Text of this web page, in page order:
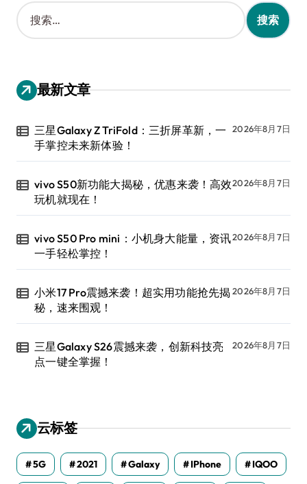
搜
索
：
最新文章
三星Galaxy Z TriFold：三折屏革新，一
手掌控未来新体验！
2026年8月7日
vivo S50新功能大揭秘，优惠来袭！高效
玩机就现在！
2026年8月7日
vivo S50 Pro mini：小机身大能量，资讯
一手轻松掌控！
2026年8月7日
小米17 Pro震撼来袭！超实用功能抢先揭
秘，速来围观！
2026年8月7日
三星Galaxy S26震撼来袭，创新科技亮
点一键全掌握！
2026年8月7日
云标签
5G 2021 Galaxy IPhone IQOO